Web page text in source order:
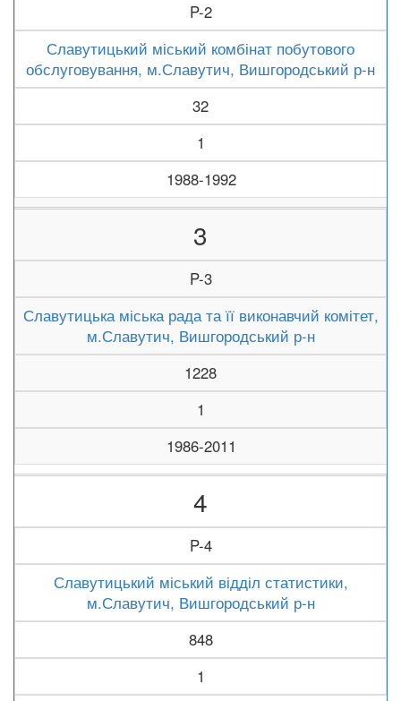
P-2
Славутицький міський комбінат побутового
обслуговування, м.Славутич, Вишгородський р-н
32
1
1988-1992
3
P-3
Славутицька міська рада та її виконавчий комітет,
м.Славутич, Вишгородський р-н
1228
1
1986-2011
4
P-4
Славутицький міський відділ статистики,
м.Славутич, Вишгородський р-н
848
1